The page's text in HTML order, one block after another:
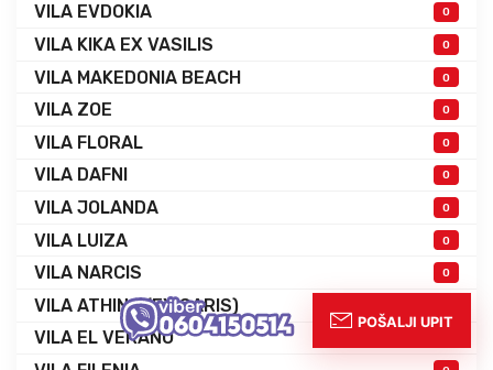
VILA EVDOKIA 0
VILA KIKA EX VASILIS 0
VILA MAKEDONIA BEACH 0
VILA ZOE 0
VILA FLORAL 0
VILA DAFNI 0
VILA JOLANDA 0
VILA LUIZA 0
VILA NARCIS 0
VILA ATHINA (EX SARIS)
VILA EL VERANO